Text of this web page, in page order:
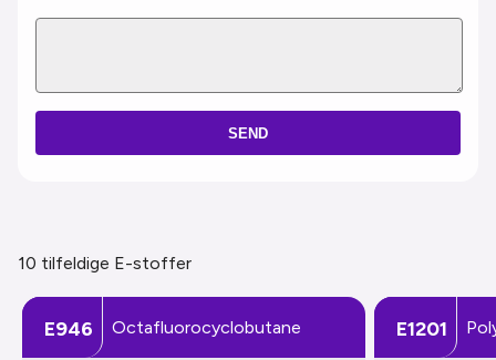
SEND
10 tilfeldige E-stoffer
E946 Octafluorocyclobutane E1201